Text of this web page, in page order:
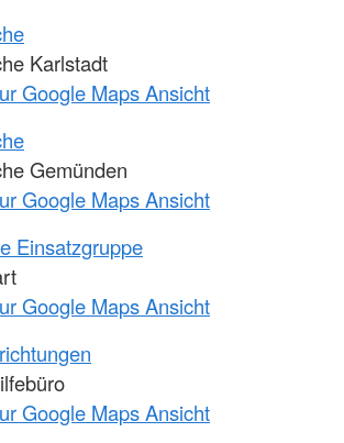
Karlstadt
Google Maps Ansicht
Gemünden
Google Maps Ansicht
Einsatzgruppe
Google Maps Ansicht
Google Maps Ansicht